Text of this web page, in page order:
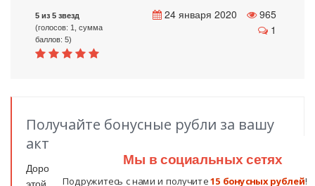
5 из 5 звезд
(голосов: 1, сумма
баллов: 5)
24 января 2020
965
1
Получайте бонусные рубли за вашу
активность!
Дорогие читатели, оставьте свой комментарийоб
этой статье. Ваше мнение очень важно для нас и для
Мы в социальных сетях
Подружитесь с нами и получите15 бонусных рублей!